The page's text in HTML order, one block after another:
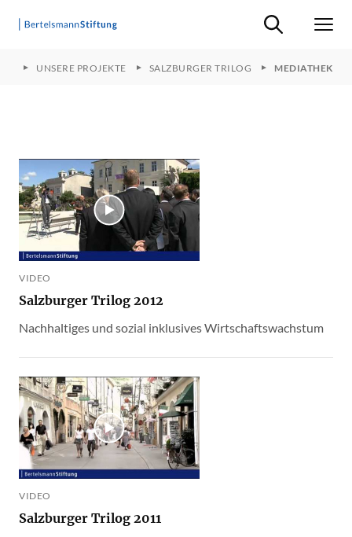
Suche ein-/
UNSERE PROJEKTE SALZBURGER TRILOG MEDIATHEK
VIDEO
Salzburger Trilog 2012
Nachhaltiges und sozial inklusives Wirtschaftswachstum
VIDEO
Salzburger Trilog 2011